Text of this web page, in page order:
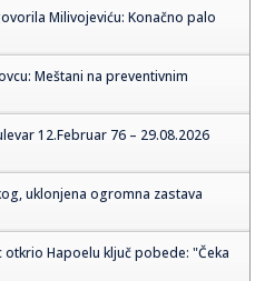
Milivojeviću: Konačno palo
Meštani na preventivnim
12.Februar 76 – 29.08.2026
uklonjena ogromna zastava
otkrio Hapoelu ključ pobede: "Čeka